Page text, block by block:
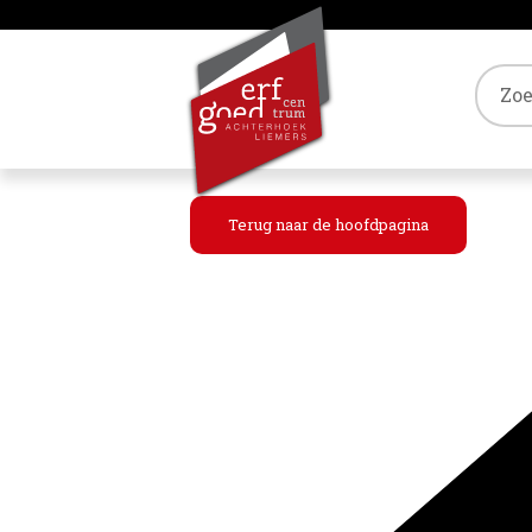
Terug naar de hoofdpagina